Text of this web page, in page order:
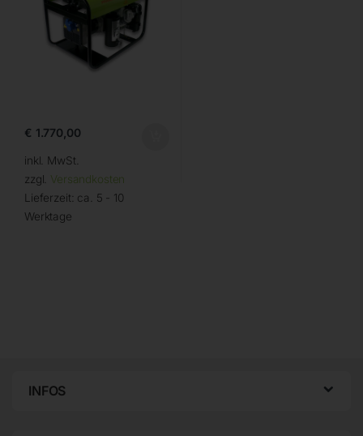
€ 1.770,00
inkl. MwSt.
zzgl. Versandkosten
Lieferzeit: ca. 5 - 10
Werktage
INFOS